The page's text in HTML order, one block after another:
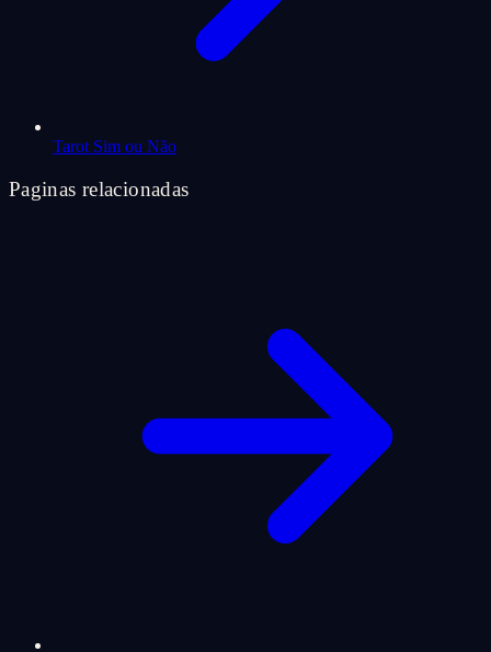
Tarot Sim ou Não
Paginas relacionadas